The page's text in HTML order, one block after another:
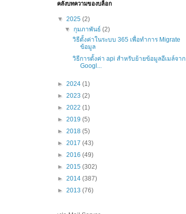
คลังบทความของบล็อก
▼ 2025 (2)
▼ กุมภาพันธ์(2)
วิธีตั้งค่าในระบบ 365 เพื่อทำการ Migrate
ข้อมูล
วิธีการตั้งค่า api สำหรับย้ายข้อมูลอีเมล์จาก
Googl...
► 2024 (1)
► 2023 (2)
► 2022 (1)
► 2019 (5)
► 2018 (5)
► 2017 (43)
► 2016 (49)
► 2015 (302)
► 2014 (387)
► 2013 (76)